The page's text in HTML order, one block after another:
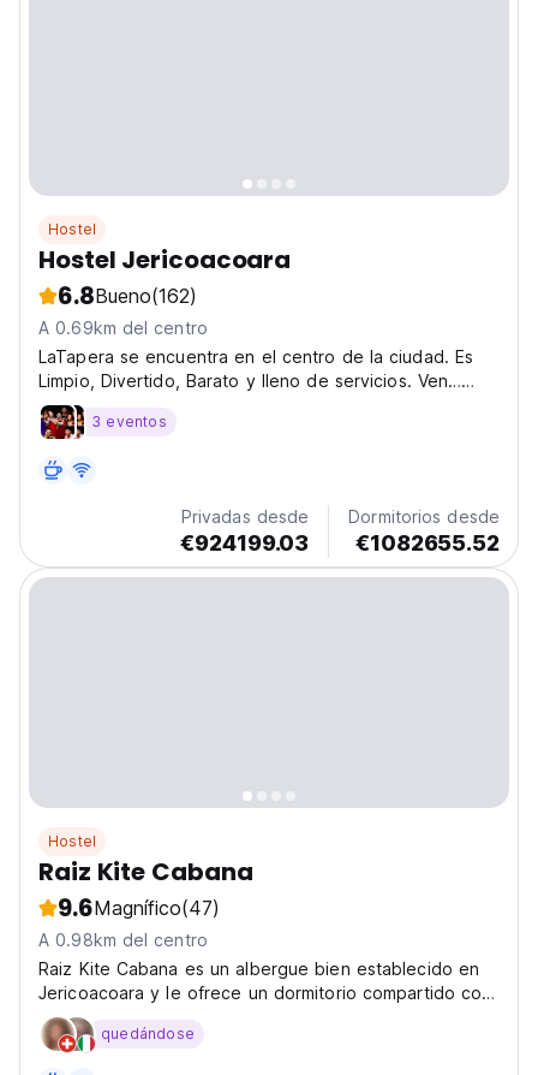
Hostel
Hostel Jericoacoara
6.8Bueno(162)
A 0.69km del centro
LaTapera se encuentra en el centro de la ciudad. Es
Limpio, Divertido, Barato y lleno de servicios. Ven…
Siéntete como en casa en Jericoacoara
3 eventos
Privadas desde
€924199.03
Dormitorios desde
€1082655.52
Hostel
Raiz Kite Cabana
9.6Magnífico(47)
A 0.98km del centro
Raiz Kite Cabana es un albergue bien establecido en
Jericoacoara y le ofrece un dormitorio compartido con
precios competitivos.
quedándose